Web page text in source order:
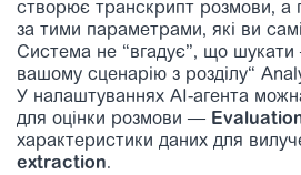
створює транскрипт розмови, а
за тими параметрами, які ви
Система не “вгадує”, що
вашому сценарію з розділу“
У налаштуваннях AI-агента
для оцінки розмови —
характеристики даних для
extraction.